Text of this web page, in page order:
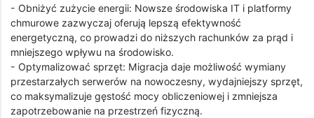
- Obniżyć zużycie energii: Nowsze środowiska IT i platformy
chmurowe zazwyczaj oferują lepszą efektywność
energetyczną, co prowadzi do niższych rachunków za prąd i
mniejszego wpływu na środowisko.
- Optymalizować sprzęt: Migracja daje możliwość wymiany
przestarzałych serwerów na nowoczesny, wydajniejszy sprzęt,
co maksymalizuje gęstość mocy obliczeniowej i zmniejsza
zapotrzebowanie na przestrzeń fizyczną.